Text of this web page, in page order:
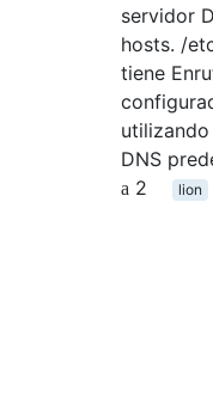
servidor
hosts. /
tiene
DNS
2
lion